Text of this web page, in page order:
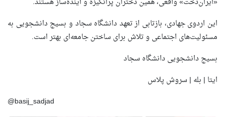
این اردوی جهادی، بازتابی از تعهد دانشگاه سجاد و بسیج دانشجویی به
مسئولیت‌های اجتماعی و تلاش برای ساختن جامعه‌ای بهتر است.
بسیج دانشجویی دانشگاه سجاد
ایتا | بله | سروش پلاس
@basij_sadjad